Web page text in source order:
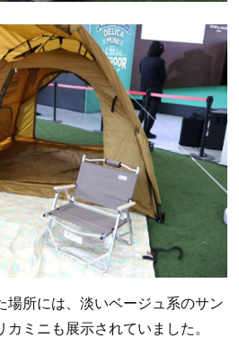
場所には、淡いベージュ系のサン
カミニも展示されていました。